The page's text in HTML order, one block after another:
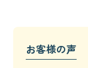
お客様の声